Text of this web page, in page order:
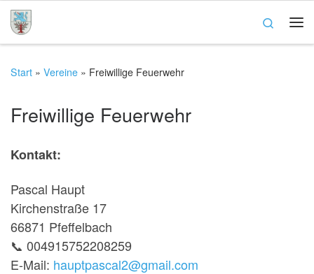
Zum Inhalt springen
Search
Start » Vereine » Freiwillige Feuerwehr
Freiwillige Feuerwehr
Kontakt:
Pascal Haupt
Kirchenstraße 17
66871 Pfeffelbach
📞 004915752208259
E-Mail: hauptpascal2@gmail.com